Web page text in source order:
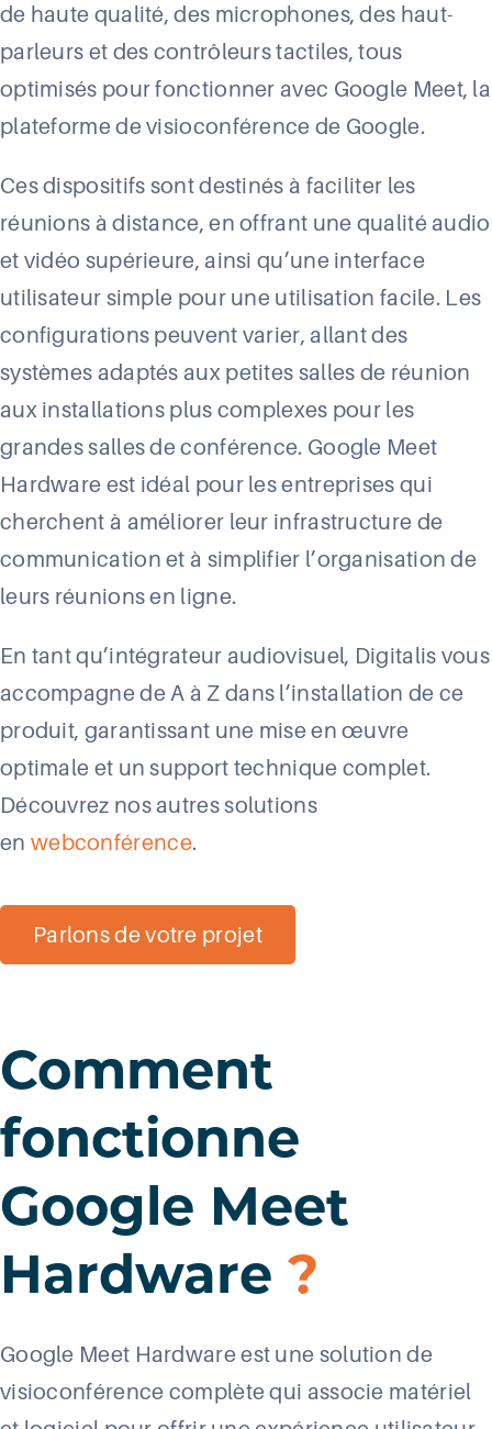
de haute qualité, des microphones, des haut-
parleurs et des contrôleurs tactiles, tous
optimisés pour fonctionner avec Google Meet, la
plateforme de visioconférence de Google.
Ces dispositifs sont destinés à faciliter les
réunions à distance, en offrant une qualité audio
et vidéo supérieure, ainsi qu’une interface
utilisateur simple pour une utilisation facile. Les
configurations peuvent varier, allant des
systèmes adaptés aux petites salles de réunion
aux installations plus complexes pour les
grandes salles de conférence. Google Meet
Hardware est idéal pour les entreprises qui
cherchent à améliorer leur infrastructure de
communication et à simplifier l’organisation de
leurs réunions en ligne.
En tant qu’intégrateur audiovisuel, Digitalis vous
accompagne de A à Z dans l’installation de ce
produit, garantissant une mise en œuvre
optimale et un support technique complet.
Découvrez nos autres solutions
en webconférence.
Parlons de votre projet
Comment
fonctionne
Google Meet
Hardware ?
Google Meet Hardware est une solution de
visioconférence complète qui associe matériel